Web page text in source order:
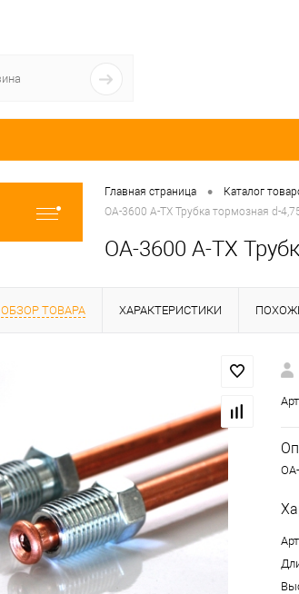
Главная страница • Каталог
OA-3600 A-TX Трубка тормозная d-
OA-3600 A-TX
ОБЗОР ТОВАРА ХАРАКТЕРИСТИКИ